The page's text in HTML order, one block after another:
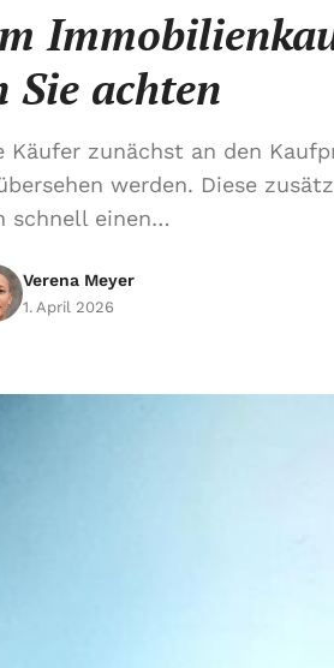
Sie achten
zunächst an den
werden. Diese
schnell einen…
Verena Meyer
1. April 2026